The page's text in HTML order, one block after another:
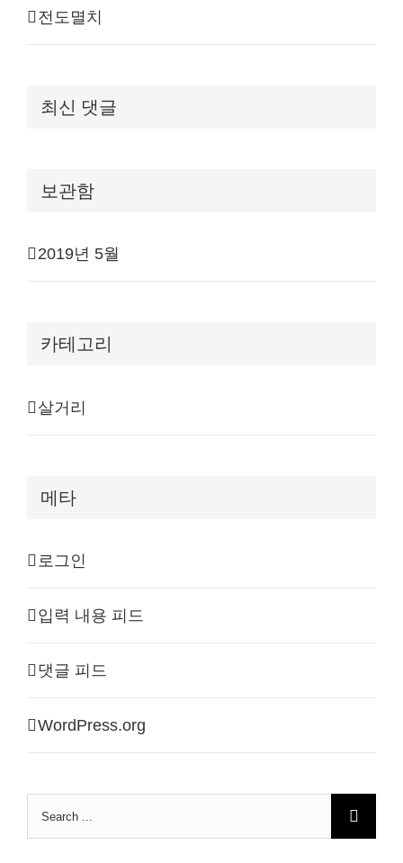
전도멸치
최신 댓글
보관함
2019년 5월
카테고리
살거리
메타
로그인
입력 내용 피드
댓글 피드
WordPress.org
Search